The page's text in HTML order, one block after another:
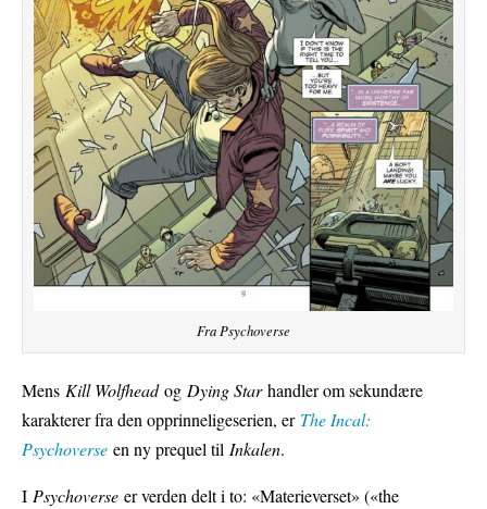
Fra Psychoverse
Mens Kill Wolfheadog Dying Starhandler om sekundære
karakterer fra den opprinneligeserien, er The Incal:
Psychoverse en ny prequel til Inkalen.
I Psychoverse er verden delt i to: «Materieverset» («the